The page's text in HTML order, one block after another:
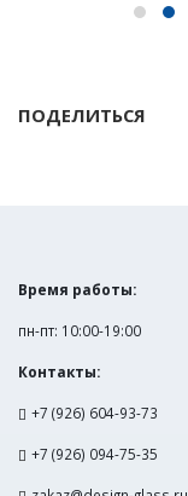
ПОДЕЛИТЬСЯ
Время работы:
пн-пт: 10:00-19:00
Контакты:
+7 (926) 604-93-73
+7 (926) 094-75-35